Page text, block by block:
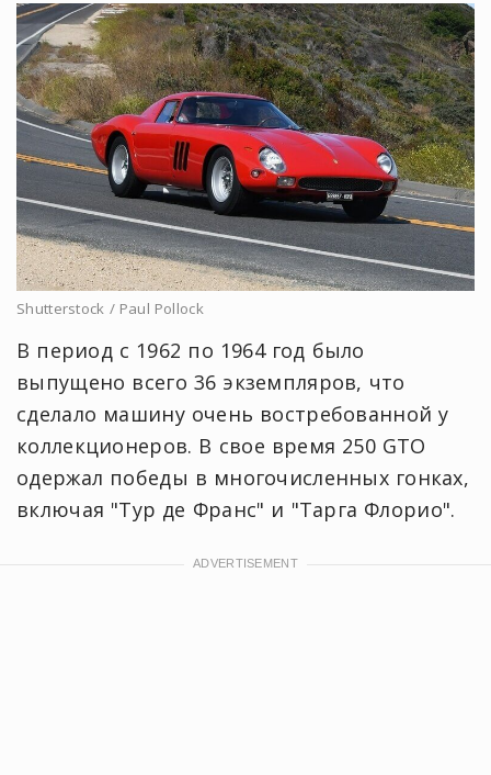
Shutterstock / Paul Pollock
В период с 1962 по 1964 год было
выпущено всего 36 экземпляров, что
сделало машину очень востребованной у
коллекционеров. В свое время 250 GTO
одержал победы в многочисленных гонках,
включая "Тур де Франс" и "Тарга Флорио".